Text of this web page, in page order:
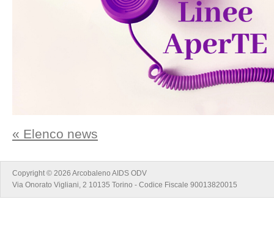
« Elenco news
Copyright © 2026 Arcobaleno AIDS ODV
Via Onorato Vigliani, 2 10135 Torino - Codice Fiscale 90013820015